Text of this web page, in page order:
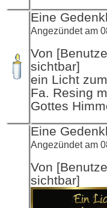
Eine
Angezündet am
Von
sichtbar]
ein Licht
Fa. Resing
Gottes
Eine
Angezündet am
Von
sichtbar]